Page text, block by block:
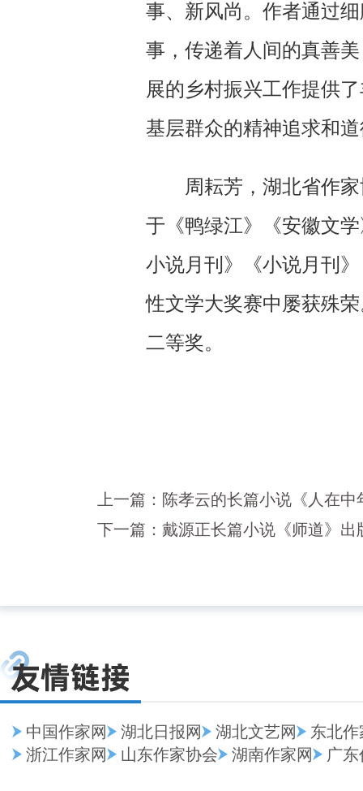
事、新风尚。作者通过
事，传递着人间的真善
展的乡村振兴工作提供
基层群众的精神追求和
周耘芳，湖北省作
于《鸭绿江》《安徽文
小说月刊》《小说月刊
性文学大奖赛中屡获殊
二等奖。
上一篇： 陈孝云的长篇小说《人在中
下一篇： 戴源正长篇小说《师道》出
中国作家网 湖北日报网 湖北文艺网
东北作
浙江作家网
山东作家协会 湖南作家网 广